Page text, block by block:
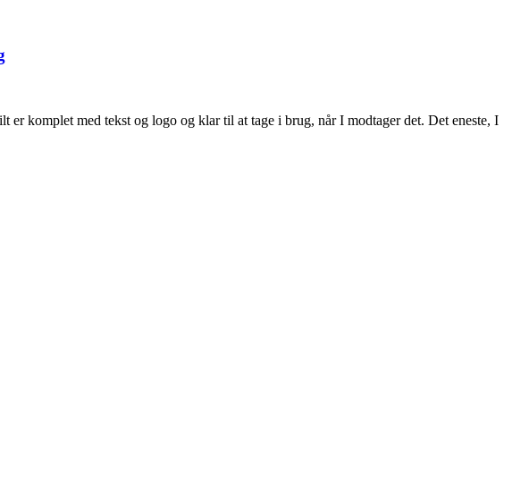
komplet med tekst og logo og klar til at tage i brug, når I modtager det. Det eneste, I